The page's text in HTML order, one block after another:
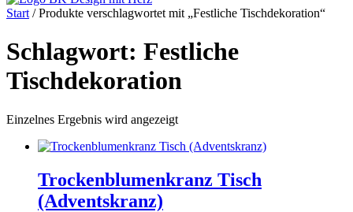
Start / Produkte verschlagwortet mit „Festliche Tischdekoration“
Schlagwort: Festliche
Tischdekoration
Einzelnes Ergebnis wird angezeigt
Trockenblumenkranz Tisch
(Adventskranz)